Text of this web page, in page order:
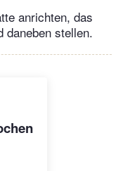
anrichten, das
daneben stellen.